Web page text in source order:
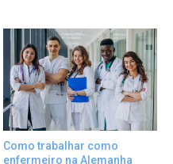
Como trabalhar como
enfermeiro na Alemanha